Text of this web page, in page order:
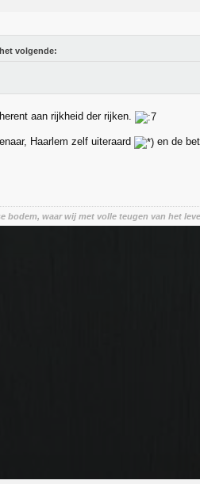
het volgende:
aan rijkheid der rijken.
Haarlem zelf uiteraard
en de
bodem, waar wij met volle teugen van het